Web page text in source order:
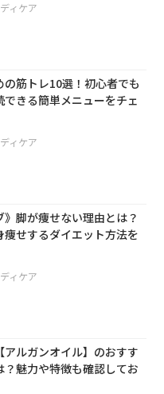
ィケア
の筋トレ10選！初心者でも
できる簡単メニューをチェ
ィケア
》脚が痩せない理由とは？
痩せするダイエット方法を
ィケア
アルガンオイル】のおすす
？魅力や特徴も確認してお